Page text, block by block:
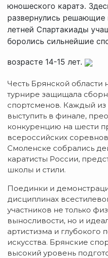
юношеского каратэ.
развернулись решающие
летней Спартакиады
боролись сильнейшие
возрасте 14-15 лет.
Честь Брянской области
турнире защищала
спортсменов. Каждый из
выступить в финале,
конкуренцию на шести
всероссийских
Смоленске собрались
каратисты России,
школы и стили.
Поединки и
дисциплинах
участников не только
выносливости, но и
артистизма и глубокого
искусства. Брянские
высокий уровень